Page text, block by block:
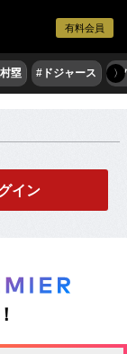
有料会員
塁 #ドジャース #
〉
イン